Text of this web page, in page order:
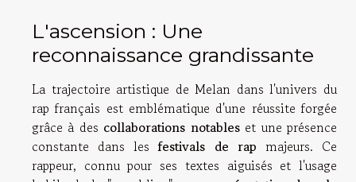
L'ascension : Une
reconnaissance grandissante
La trajectoire artistique de Melan dans l'univers du
rap français est emblématique d'une réussite forgée
grâce à des collaborations notableset une présence
constante dans lesfestivals de rap majeurs. Ce
rappeur, connu pour ses textes aiguisés et l'usage